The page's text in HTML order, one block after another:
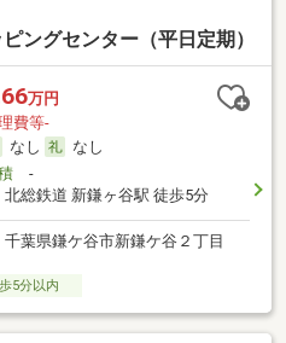
ングセンター（平日定期）
万円
費等-
なし
なし
-
北総鉄道 新鎌ヶ谷駅 徒歩5分
千葉県鎌ケ谷市新鎌ケ谷２丁目
5分以内